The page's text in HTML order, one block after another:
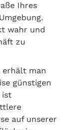
Ihres
wahr und
zu
erhält man
günstigen
ist
auf unserer